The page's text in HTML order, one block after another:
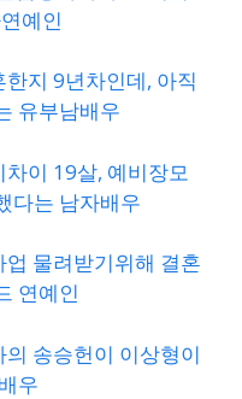
예인
한지 9년차인데, 아직
유부남배우
차이 19살, 예비장모
다는 남자배우
업 물려받기위해 결혼
연예인
의 송승헌이 이상형이
우